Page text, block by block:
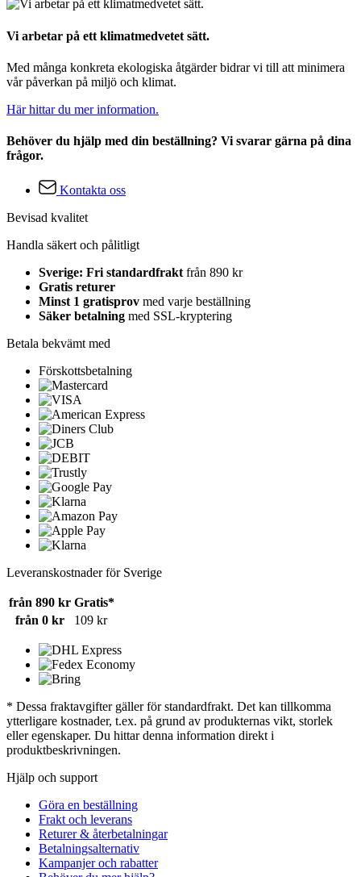
Vi arbetar på ett klimatmedvetet sätt.
Med många konkreta ekologiska åtgärder bidrar vi till att minimera
vår påverkan på miljö och klimat.
Här hittar du mer information.
Behöver du hjälp med din beställning? Vi svarar gärna på dina
frågor.
Kontakta oss
Bevisad kvalitet
Handla säkert och pålitligt
Sverige: Fri standardfraktfrån 890 kr
Gratis returer
Minst 1 gratisprov med varje beställning
Säker betalning med SSL-kryptering
Betala bekvämt med
Förskottsbetalning
Leveranskostnader för Sverige
från 890 kr Gratis*
från 0 kr
109 kr
* Dessa fraktavgifter gäller för standardfrakt. Det kan tillkomma
ytterligare kostnader, t.ex. på grund av produkternas vikt, storlek
eller egenskaper. Du hittar denna information direkt i
produktbeskrivningen.
Hjälp och support
Göra en beställning
Frakt och leverans
Returer & återbetalningar
Betalningsalternativ
Kampanjer och rabatter